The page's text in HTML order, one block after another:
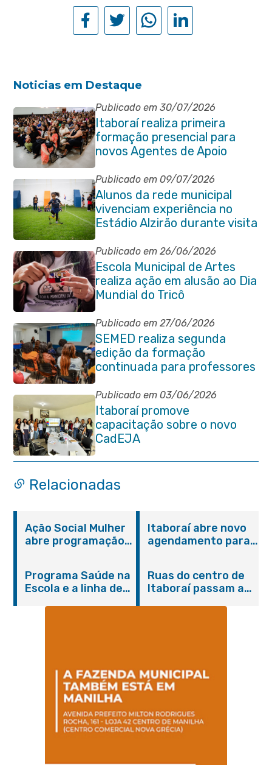
Noticias em Destaque
Publicado em 30/07/2026
Itaboraí realiza primeira
formação presencial para
novos Agentes de Apoio
Escolar
Publicado em 09/07/2026
Alunos da rede municipal
vivenciam experiência no
Estádio Alzirão durante visita
pedagógica
Publicado em 26/06/2026
Escola Municipal de Artes
realiza ação em alusão ao Dia
Mundial do Tricô
Publicado em 27/06/2026
SEMED realiza segunda
edição da formação
continuada para professores
e coordenadores
pedagógicos
Publicado em 03/06/2026
Itaboraí promove
capacitação sobre o novo
CadEJA
Relacionadas
Ação Social Mulher
abre programação
serviços gratuitos e
orientações
Itaboraí abre novo
agendamento para
Programa Saúde na
Escola e a linha de
Magalhães Seabra
Ruas do centro de
Itaboraí passam a